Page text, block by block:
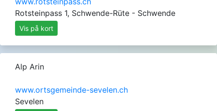
Rotsteinpass 1, Schwende-Rüte - Schwende
Vis på kort
Alp Arin
www.ortsgemeinde-sevelen.ch
Sevelen